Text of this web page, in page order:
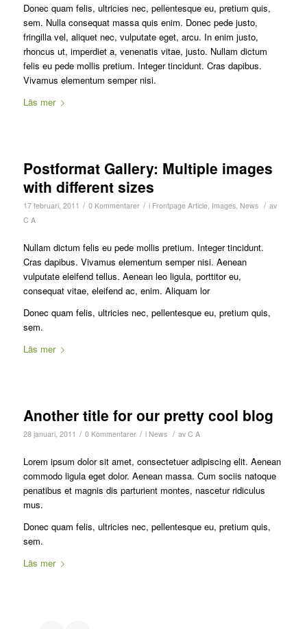
Donec quam felis, ultricies nec, pellentesque eu, pretium quis,
sem. Nulla consequat massa quis enim. Donec pede justo,
fringilla vel, aliquet nec, vulputate eget, arcu. In enim justo,
rhoncus ut, imperdiet a, venenatis vitae, justo. Nullam dictum
felis eu pede mollis pretium. Integer tincidunt. Cras dapibus.
Vivamus elementum semper nisi.
Läs mer
Postformat Gallery: Multiple images
with different sizes
17 februari, 2011 / 0 Kommentarer / i Frontpage Article, Images, News / av
C A
Nullam dictum felis eu pede mollis pretium. Integer tincidunt.
Cras dapibus. Vivamus elementum semper nisi. Aenean
vulputate eleifend tellus. Aenean leo ligula, porttitor eu,
consequat vitae, eleifend ac, enim. Aliquam lor
Donec quam felis, ultricies nec, pellentesque eu, pretium quis,
sem.
Läs mer
Another title for our pretty cool blog
28 januari, 2011 / 0 Kommentarer / i News / av C A
Lorem ipsum dolor sit amet, consectetuer adipiscing elit. Aenean
commodo ligula eget dolor. Aenean massa. Cum sociis natoque
penatibus et magnis dis parturient montes, nascetur ridiculus
mus.
Donec quam felis, ultricies nec, pellentesque eu, pretium quis,
sem.
Läs mer